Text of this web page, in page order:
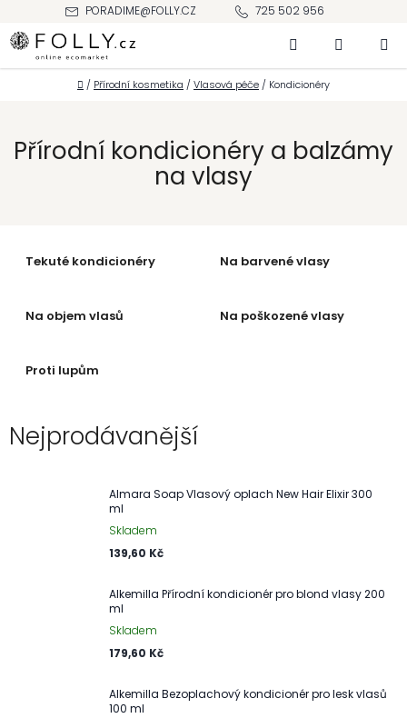
obsah
PORADIME@FOLLY.CZ 725 502 956
Hledat NÁKUPNÍ
KOŠÍK
Domů
/ Přírodní kosmetika /Vlasová péče / Kondicionéry
Přírodní kondicionéry a balzámy
na vlasy
Tekuté kondicionéry Na barvené vlasy
Na objem vlasů Na poškozené vlasy
Proti lupům
Nejprodávanější
Almara Soap Vlasový oplach New Hair Elixir 300
ml
Skladem
139,60 Kč
Alkemilla Přírodní kondicionér pro blond vlasy 200
ml
Skladem
179,60 Kč
Alkemilla Bezoplachový kondicionér pro lesk vlasů
100 ml